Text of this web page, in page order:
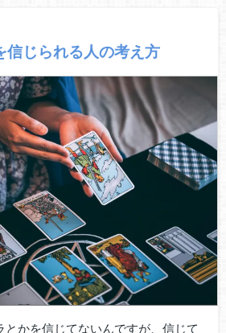
信じられる人の考え方
かを信じてないんですが、信じて